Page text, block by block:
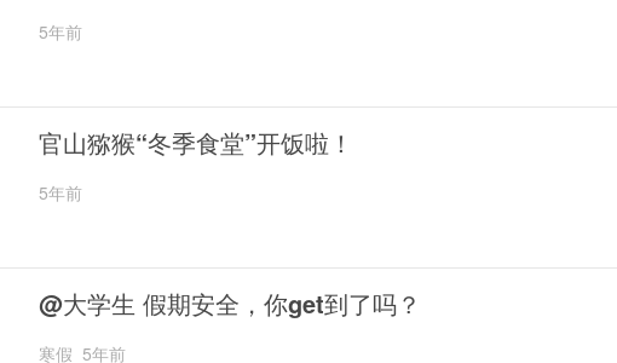
5年前
官山猕猴“冬季食堂”开饭啦！
5年前
@大学生 假期安全，你get到了吗？
寒假 5年前